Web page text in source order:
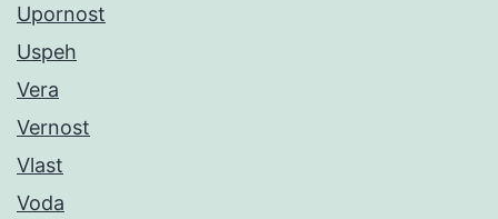
Upornost
Uspeh
Vera
Vernost
Vlast
Voda